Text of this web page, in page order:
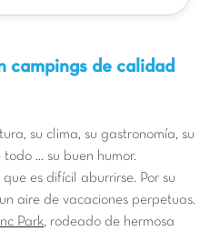
campings de calidad
su clima, su gastronomía, su
… su buen humor.
es difícil aburrirse. Por su
aire de vacaciones perpetuas.
Park, rodeado de hermosa